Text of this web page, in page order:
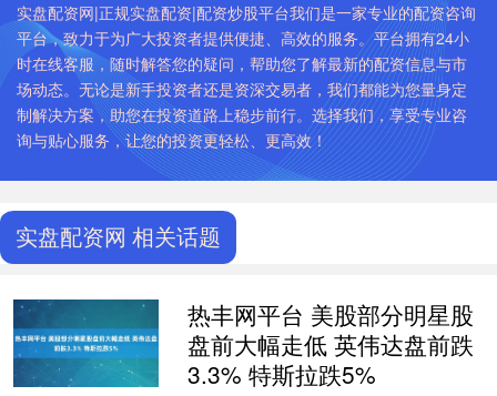
实盘配资网|正规实盘配资|配资炒股平台我们是一家专业的配资咨询
平台，致力于为广大投资者提供便捷、高效的服务。平台拥有24小
时在线客服，随时解答您的疑问，帮助您了解最新的配资信息与市
场动态。无论是新手投资者还是资深交易者，我们都能为您量身定
制解决方案，助您在投资道路上稳步前行。选择我们，享受专业咨
询与贴心服务，让您的投资更轻松、更高效！
实盘配资网 相关话题
热丰网平台 美股部分明星股
盘前大幅走低 英伟达盘前跌
3.3% 特斯拉跌5%